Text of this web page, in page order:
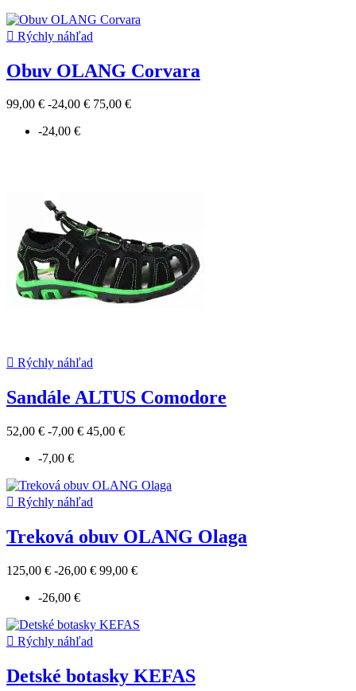
 Rýchly náhľad
Obuv OLANG Corvara
99,00 € -24,00 € 75,00 €
-24,00 €
 Rýchly náhľad
Sandále ALTUS Comodore
52,00 € -7,00 € 45,00 €
-7,00 €
 Rýchly náhľad
Treková obuv OLANG Olaga
125,00 € -26,00 € 99,00 €
-26,00 €
 Rýchly náhľad
Detské botasky KEFAS